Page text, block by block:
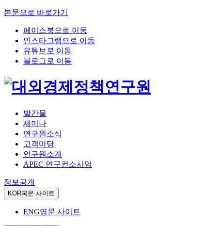
본문으로 바로가기
페이스북으로 이동
인스타그램으로 이동
유튜브로 이동
블로그로 이동
발간물
세미나
연구원소식
고객마당
연구원소개
APEC 연구컨소시엄
정보공개
KOR국문 사이트
ENG영문 사이트